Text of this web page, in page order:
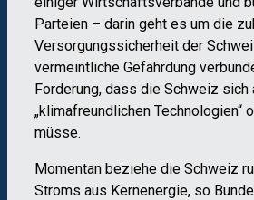
Parteien – darin geht es um die
Versorgungssicherheit der
vermeintliche Gefährdung
Forderung, dass die Schweiz sich
„klimafreundlichen Technologien“
müsse.
Momentan beziehe die Schweiz
Stroms aus Kernenergie, so